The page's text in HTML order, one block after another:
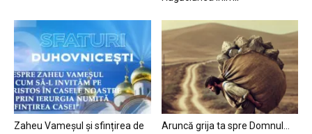
Zaheu Vameșul și sfințirea de
Aruncă grija ta spre Domnul…